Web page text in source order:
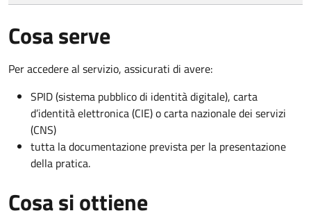
Cosa serve
Per accedere al servizio, assicurati di avere:
SPID (sistema pubblico di identità digitale), carta
d’identità elettronica (CIE) o carta nazionale dei servizi
(CNS)
tutta la documentazione prevista per la presentazione
della pratica.
Cosa si ottiene